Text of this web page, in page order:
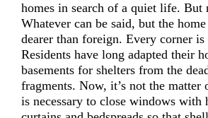
homes in search of a quiet life. But
Whatever can be said, but the
dearer than foreign. Every corner
Residents have long adapted their
basements for shelters from the
fragments. Now, it’s not the
is necessary to close windows with